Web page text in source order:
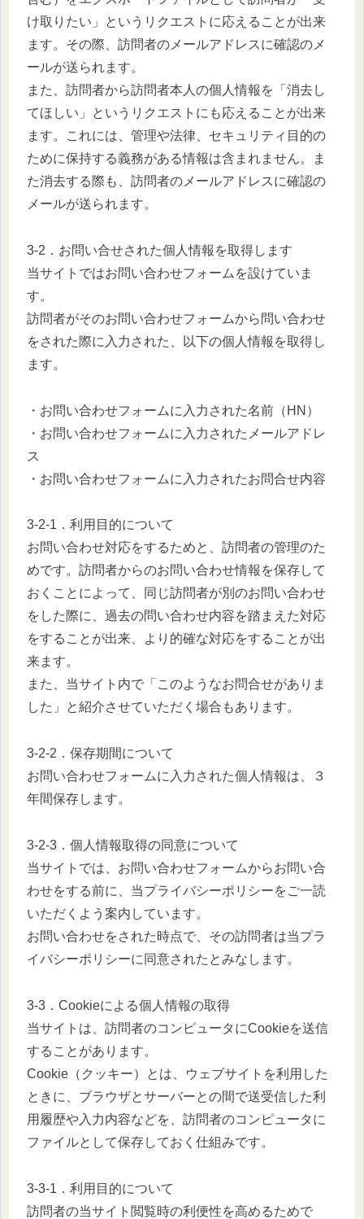
け取りたい」というリクエストに応えることが出来
ます。その際、訪問者のメールアドレスに確認のメ
ールが送られます。
また、訪問者から訪問者本人の個人情報を「消去し
てほしい」というリクエストにも応えることが出来
ます。これには、管理や法律、セキュリティ目的の
ために保持する義務がある情報は含まれません。ま
た消去する際も、訪問者のメールアドレスに確認の
メールが送られます。
3-2．お問い合せされた個人情報を取得します
当サイトではお問い合わせフォームを設けていま
す。
訪問者がそのお問い合わせフォームから問い合わせ
をされた際に入力された、以下の個人情報を取得し
ます。
・お問い合わせフォームに入力された名前（HN）
・お問い合わせフォームに入力されたメールアドレ
ス
・お問い合わせフォームに入力されたお問合せ内容
3-2-1．利用目的について
お問い合わせ対応をするためと、訪問者の管理のた
めです。訪問者からのお問い合わせ情報を保存して
おくことによって、同じ訪問者が別のお問い合わせ
をした際に、過去の問い合わせ内容を踏まえた対応
をすることが出来、より的確な対応をすることが出
来ます。
また、当サイト内で「このようなお問合せがありま
した」と紹介させていただく場合もあります。
3-2-2．保存期間について
お問い合わせフォームに入力された個人情報は、３
年間保存します。
3-2-3．個人情報取得の同意について
当サイトでは、お問い合わせフォームからお問い合
わせをする前に、当プライバシーポリシーをご一読
いただくよう案内しています。
お問い合わせをされた時点で、その訪問者は当プラ
イバシーポリシーに同意されたとみなします。
3-3．Cookieによる個人情報の取得
当サイトは、訪問者のコンピュータにCookieを送信
することがあります。
Cookie（クッキー）とは、ウェブサイトを利用した
ときに、ブラウザとサーバーとの間で送受信した利
用履歴や入力内容などを、訪問者のコンピュータに
ファイルとして保存しておく仕組みです。
3-3-1．利用目的について
訪問者の当サイト閲覧時の利便性を高めるためで